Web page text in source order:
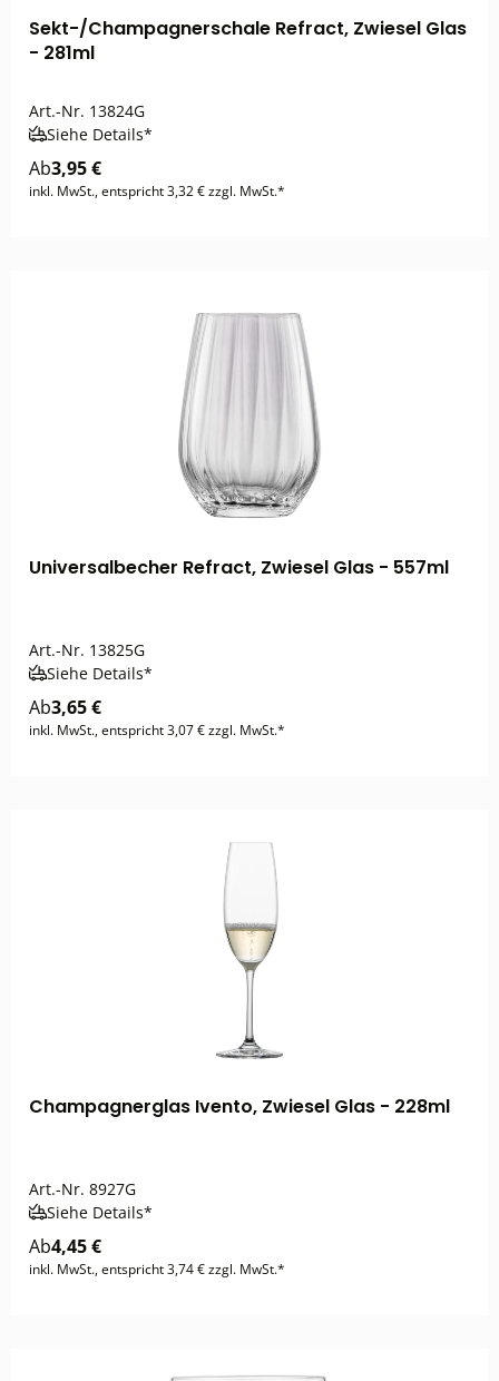
Sekt-/Champagnerschale Refract, Zwiesel Glas
- 281ml
Art.-Nr. 13824G
Siehe Details*
Ab3,95 €
inkl. MwSt., entspricht 3,32 € zzgl. MwSt.*
Universalbecher Refract, Zwiesel Glas - 557ml
Art.-Nr. 13825G
Siehe Details*
Ab3,65 €
inkl. MwSt., entspricht 3,07 € zzgl. MwSt.*
Champagnerglas Ivento, Zwiesel Glas - 228ml
Art.-Nr. 8927G
Siehe Details*
Ab4,45 €
inkl. MwSt., entspricht 3,74 € zzgl. MwSt.*